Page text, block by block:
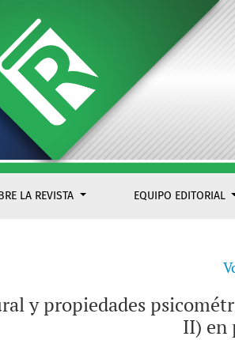
de la Escala de Esquemas
LA REVISTA EQUIPO EDITORIAL
y propiedades
II) en